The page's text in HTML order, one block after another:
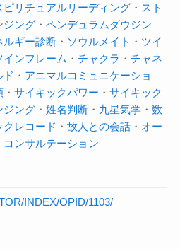
ピリチュアルリーディング・ スト
ジング・ ペンデュラムダウジン
ルギー診断・ ソウルメイト ・ ツイ
インフレーム ・ チャクラ ・ チャネ
ド ・ アニマルコミュニケーショ
・ サイキックパワー ・ サイキック
ジング・ 姓名判断・ 九星気学・ 数
クレコード ・ 故人との会話・ オー
コンサルテーション
INDEX/OPID/1103/